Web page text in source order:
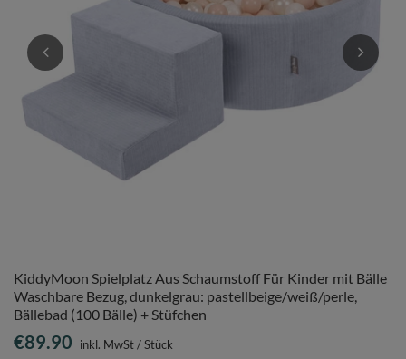
KiddyMoon Spielplatz Aus Schaumstoff Für Kinder mit Bälle
Waschbare Bezug, dunkelgrau: pastellbeige/weiß/perle,
Bällebad (100 Bälle) + Stüfchen
€89.90 inkl. MwSt/Stück